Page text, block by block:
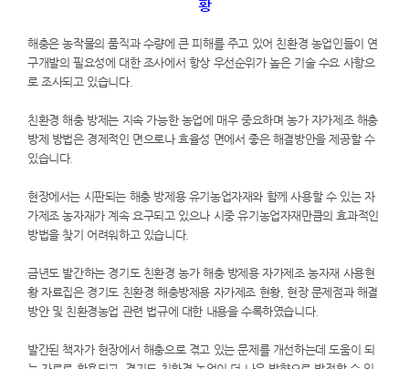
황
해충은 농작물의 품직과 수량에 큰 피해를 주고 있어 친환경 농업인들이 연
구개발의 필요성에 대한 조사에서 항상 우선순위가 높은 기술 수요 사항으
로 조사되고 있습니다.
친환경 해충 방제는 지속 가능한 농업에 매우 중요하며 농가 자가제조 해충
방제 방법은 경제적인 면으로나 효율성 면에서 좋은 해결방안을 제공할 수
있습니다.
현장에서는 시판되는 해충 방제용 유기농업자재와 함께 사용할 수 있는 자
가제조 농자재가 계속 요구되고 있으나 시중 유기농업자재만큼의 효과적인
방법을 찾기 어려워하고 있습니다.
금년도 발간하는 경기도 친환경 농가 해충 방제용 자가제조 농자재 사용현
황 자료집은 경기도 친환경 해충방제용 자가제조 현황, 현장 문제점과 해결
방안 및 친환경농업 관련 법규에 대한 내용을 수록하였습니다.
발간된 책자가 현장에서 해충으로 겪고 있는 문제를 개선하는데 도움이 되